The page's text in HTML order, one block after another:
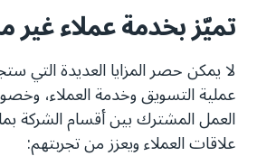
تميّز بخدمة عملاء غير
لا يمكن حصر المزايا العديدة التي
عملية التسويق وخدمة العملاء،
العمل المشترك بين أقسام الشركة
علاقات العملاء ويعزز من تجربتهم: